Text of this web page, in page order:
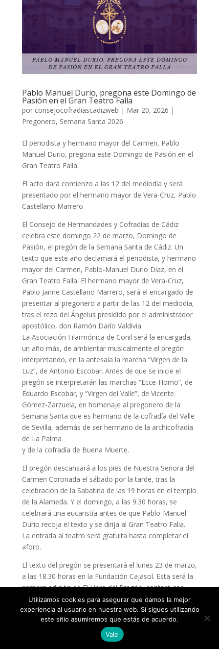
Pablo Manuel Durio, pregona este Domingo de
Pasión en el Gran Teatro Falla
por consejocofradiascadizweb | Mar 20, 2026 |
Pregonero, Semana Santa 2026
El periodista y hermano mayor del Carmen, Pablo
Manuel Durio, pregona este Domingo de Pasión en el
Gran Teatro Falla.
El acto dará comienzo a las 12 del mediodía y será
presentado por el hermano mayor de Vera-Cruz, Pablo
Castellano Marrero.
El Consejo de Hermandades y Cofradías de Cádiz
celebra este domingo 22 de marzo, Domingo de
Pasión, el pregón de la Semana Santa de Cádiz. Un
texto que este año declamará el periodista, y hermano
mayor del Carmen, Pablo-Manuel Durio Díaz, en el
Gran Teatro Falla. El hermano mayor de Vera-Cruz,
Pablo Jaime Castellano Marrero, será el encargado de
presentar al pregonero a partir de las 12 del mediodía,
tras el rezo del Ángelus presidido por el administrador
apostólico, don Ramón Darío Valdivia.
La Asociación Filarmónica de Conil será la encargada,
un año más, de ambientar musicalmente el pregón
interpretando, en la antesala la marcha “Virgen de la
Luz”, de Antonio Escobar. Antes de que se inicie el
pregón se interpretarán las marchas “Ecce-Homo”, de
Eduardo Escobar, y “Virgen del Valle”, de Vicente
Gómez-Zarzuela, en homenaje al pregonero de la
Semana Santa que es hermano de la cofradía del Valle
de Sevilla, además de ser hermano de la archicofradía
de La Palma
y de la cofradía de Buena Muerte.
El pregón descansará a los pies de Nuestra Señora del
Carmen Coronada el sábado por la tarde, tras la
celebración de la Sabatina de las 19 horas en el templo
de la Alameda. Y el domingo, a las 9.30 horas, se
celebrará una eucaristía antes de que Pablo-Manuel
Durio recoja el texto y se dirija al Gran Teatro Falla.
La entrada al teatro será gratuita hasta completar el
aforo.
El texto del pregón se presentará el lunes 23 de marzo,
a las 18.30 horas en la Fundación Cajasol. Esta será la
primera edición de El Libro del Pregón, contará con
una portada elaborada especialmente para la ocasión,
regalo del pintor gaditano Antonio Álvarez del Pino al
pregonero, Pablo-Manuel Durio.
Pese al carácter gratuito del libro, el pregonero y el
Utilizamos cookies para asegurar que damos la mejor
experiencia al usuario en nuestra web. Si sigues utilizando
este sitio asumiremos que estás de acuerdo.
Vale